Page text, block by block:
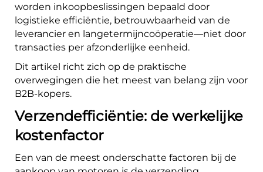
worden inkoopbeslissingen bepaald door
logistieke efficiëntie, betrouwbaarheid van de
leverancier en langetermijncoöperatie—niet door
transacties per afzonderlijke eenheid.
Dit artikel richt zich op de praktische
overwegingen die het meest van belang zijn voor
B2B-kopers.
Verzendefficiëntie: de werkelijke
kostenfactor
Een van de meest onderschatte factoren bij de